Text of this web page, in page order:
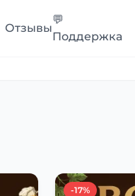
Отзывы
💬
Поддержка
-17%